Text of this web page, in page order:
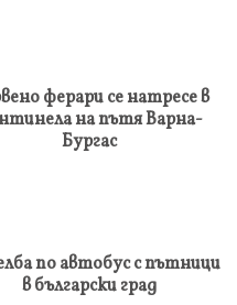
ферари се натресе в
на пътя Варна-
Бургас
по автобус с пътници
в български град